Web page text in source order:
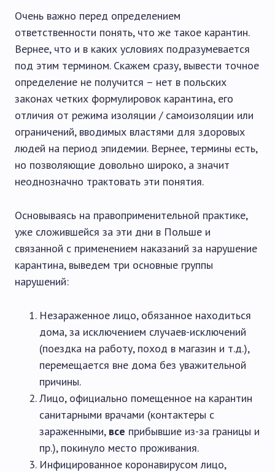
Очень важно перед определением
ответственности понять, что же такое карантин.
Вернее, что и в каких условиях подразумевается
под этим термином. Скажем сразу, вывести точное
определение не получится – нет в польских
законах четких формулировок карантина, его
отличия от режима изоляции / самоизоляции или
ограничений, вводимых властями для здоровых
людей на период эпидемии. Вернее, термины есть,
но позволяющие довольно широко, а значит
неоднозначно трактовать эти понятия.
Основываясь на правоприменительной практике,
уже сложившейся за эти дни в Польше и
связанной с применением наказаний за нарушение
карантина, выведем три основные группы
нарушений:
Незараженное лицо, обязанное находиться
дома, за исключением случаев-исключений
(поездка на работу, поход в магазин и т.д.),
перемещается вне дома без уважительной
причины.
Лицо, официально помещенное на карантин
санитарными врачами (контактеры с
зараженными, все прибывшие из-за границы и
пр.), покинуло место проживания.
Инфицированное коронавирусом лицо,